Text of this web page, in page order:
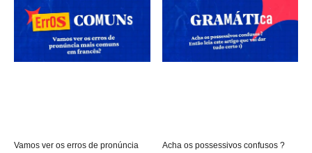
Vamos ver os erros de pronúncia
Acha os possessivos confusos ?